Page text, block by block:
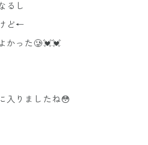
るし
ど←
かった🥲💓💓
入りましたね😳